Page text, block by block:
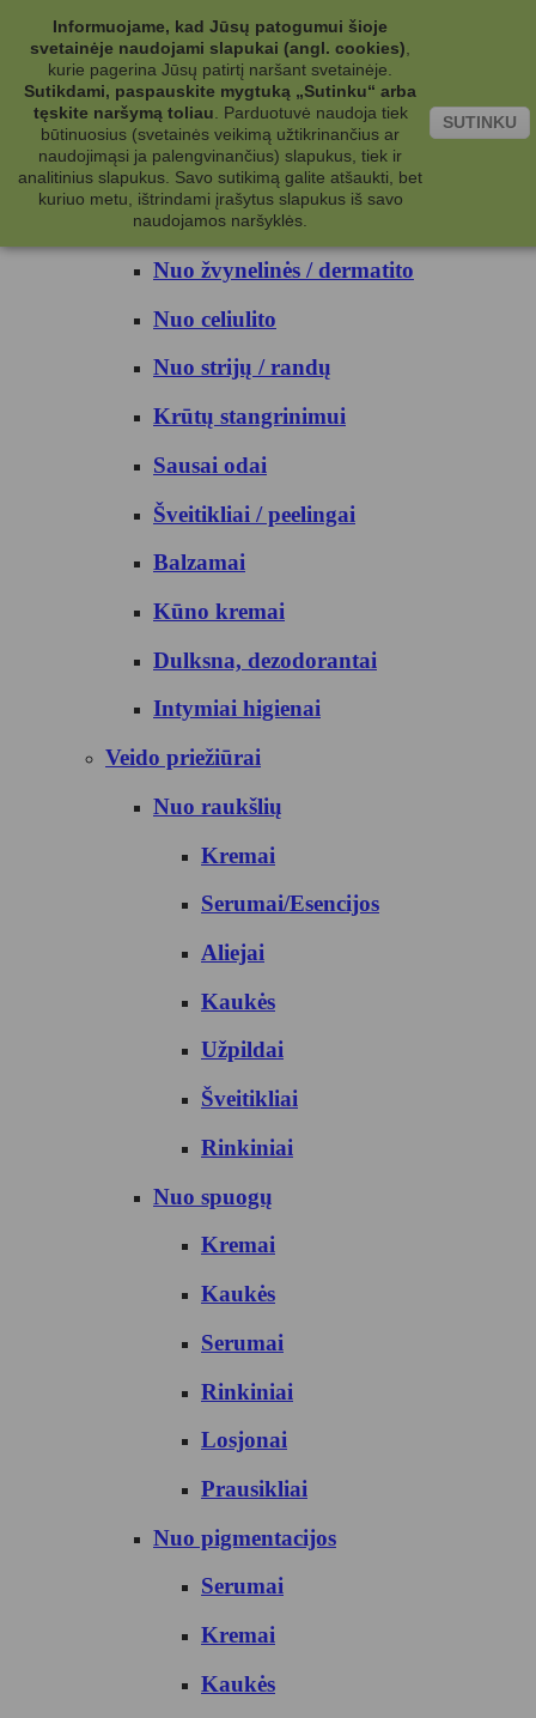
Kategorijos
Kosmetika
Kūno priežiūrai
Nuo prakaito
Kūno prausikliai
Nuo žvynelinės / dermatito
Nuo celiulito
Nuo strijų / randų
Krūtų stangrinimui
Sausai odai
Šveitikliai / peelingai
Balzamai
Kūno kremai
Dulksna, dezodorantai
Intymiai higienai
Veido priežiūrai
Nuo raukšlių
Kremai
Serumai/Esencijos
Aliejai
Kaukės
Užpildai
Šveitikliai
Rinkiniai
Nuo spuogų
Kremai
Kaukės
Serumai
Rinkiniai
Losjonai
Prausikliai
Nuo pigmentacijos
Serumai
Kremai
Kaukės
Informuojame, kad Jūsų patogumui šioje
svetainėje naudojami slapukai (angl. cookies)
kurie pagerina Jūsų patirtį naršant svetainėje.
Sutikdami, paspauskite mygtuką „Sutinku“ arba
tęskite naršymą toliau
Parduotuvė naudoja tiek
būtinuosius (svetainės veikimą užtikrinančius ar
naudojimąsi ja palengvinančius) slapukus, tiek ir
analitinius slapukus. Savo sutikimą galite atšaukti, bet
kuriuo metu, ištrindami įrašytus slapukus iš savo
naudojamos naršyklės.
SUTINKU